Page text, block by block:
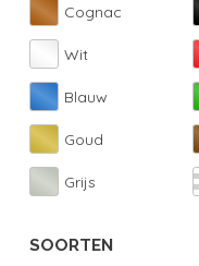
Cognac
Wit
Blauw
Goud
Grijs
SOORTEN